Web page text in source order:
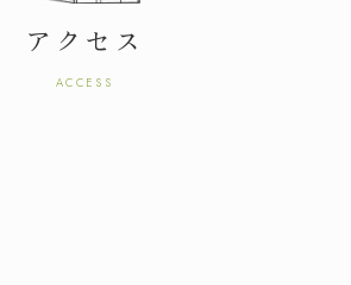
アクセス
ACCESS